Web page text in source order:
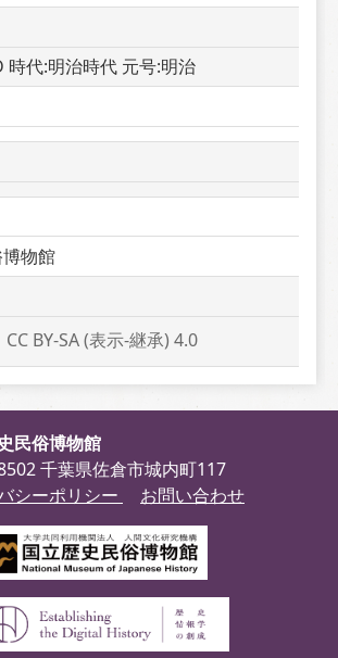
時代:明治時代 元号:明治
物館
CC BY-SA (表示-継承) 4.0
民俗博物館
千葉県佐倉市城内町117
シーポリシー
お問い合わせ